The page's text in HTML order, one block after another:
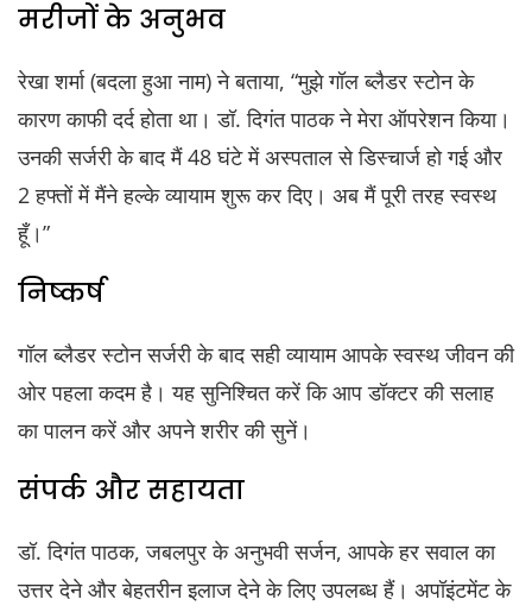
मरीजों के अनुभव
रेखा शर्मा (बदला हुआ नाम) ने बताया, “मुझे गॉल ब्लैडर स्टोन के
कारण काफी दर्द होता था। डॉ. दिगंत पाठक ने मेरा ऑपरेशन किया।
उनकी सर्जरी के बाद मैं 48 घंटे में अस्पताल से डिस्चार्ज हो गई और
2 हफ्तों में मैंने हल्के व्यायाम शुरू कर दिए। अब मैं पूरी तरह स्वस्थ
हूँ।”
निष्कर्ष
गॉल ब्लैडर स्टोन सर्जरी के बाद सही व्यायाम आपके स्वस्थ जीवन की
ओर पहला कदम है। यह सुनिश्चित करें कि आप डॉक्टर की सलाह
का पालन करें और अपने शरीर की सुनें।
संपर्क और सहायता
डॉ. दिगंत पाठक, जबलपुर के अनुभवी सर्जन, आपके हर सवाल का
उत्तर देने और बेहतरीन इलाज देने के लिए उपलब्ध हैं। अपॉइंटमेंट के